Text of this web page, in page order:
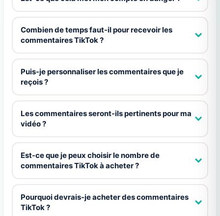
Combien de temps faut-il pour recevoir les
commentaires TikTok ?
Puis-je personnaliser les commentaires que je
reçois ?
Les commentaires seront-ils pertinents pour ma
vidéo ?
Est-ce que je peux choisir le nombre de
commentaires TikTok à acheter ?
Pourquoi devrais-je acheter des commentaires
TikTok ?